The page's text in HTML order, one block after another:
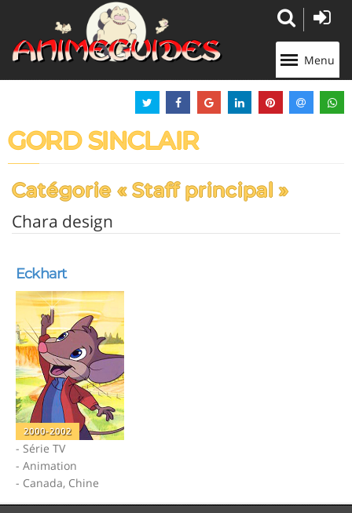
Menu
GORD SINCLAIR
Catégorie « Staff principal »
Chara design
Eckhart
2000-2002
- Série TV
- Animation
- Canada, Chine
Panneau de gestion des cookies